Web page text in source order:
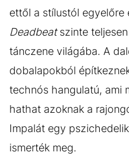
ettől a stílustól egyelőre
Deadbeatszinte
tánczene világába. A
dobalapokból
technós hangulatú, ami
hathat azoknak a
Impalát egy
ismerték meg.